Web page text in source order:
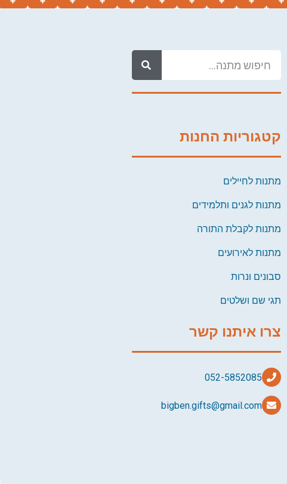
קטגוריות החנות
מתנות לחיילים
מתנות לגנים ותלמידים
מתנות לקבלת התורה
מתנות לאירועים
סבונים ונרות
תגי שם ושלטים
צרו איתנו קשר
bigben.gifts@gmail.com